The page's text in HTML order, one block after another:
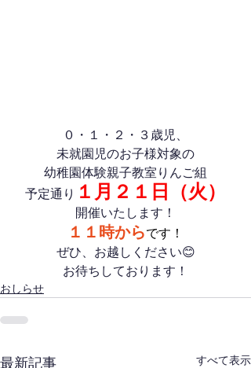
０・１・２・３歳児、
未就園児のお子様対象の
幼稚園体験親子教室りんご組
予定通り １月２１日（火）
開催いたします！
１１時からです！
ぜひ、お越しください😊
お待ちしております！
おしらせ
最新記事 すべて表示